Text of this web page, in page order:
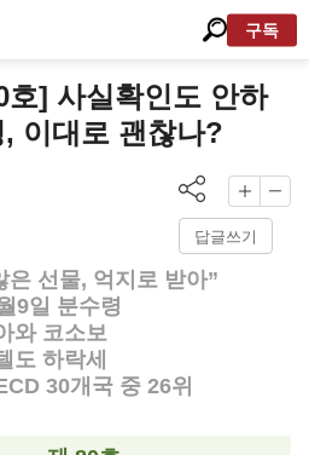
구독
] 사실확인도 안하
이대로 괜찮나?
답글쓰기
은 선물, 억지로 받아”
9일 분수령
와 코소보
도 하락세
30개국 중 26위